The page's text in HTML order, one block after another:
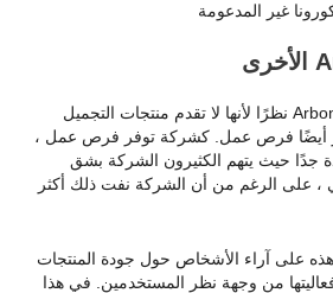
غير المدعومة
تختلف التعليقات حول Arbonne نظرًا لأنها لا تقدم منتجات التجميل
أيضًا فرص عمل. كشركة توفر فرص عمل ،
جدًا حيث يتهم الكثيرون الشركة بشق
الرغم من أن الشركة نفت ذلك أكثر
تركز مراجعات Arbonne هذه على آراء الأشخاص حول جودة المنتجات
من وجهة نظر المستخدمين. في هذا